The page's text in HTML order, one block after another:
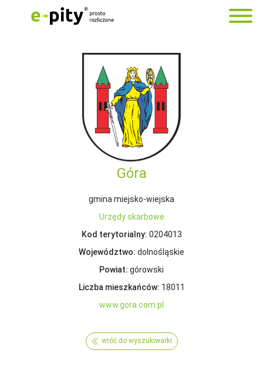
Góra
gmina miejsko-wiejska
Urzędy skarbowe
Kod terytorialny: 0204013
Województwo: dolnośląskie
Powiat: górowski
Liczba mieszkańców: 18011
www.gora.com.pl
wróć do wyszukiwarki